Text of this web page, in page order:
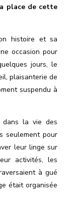
place de cette
histoire et sa
occasion pour
jours, le
plaisanterie de
suspendu à
la vie des
seulement pour
leur linge sur
activités, les
à gué
était organisée